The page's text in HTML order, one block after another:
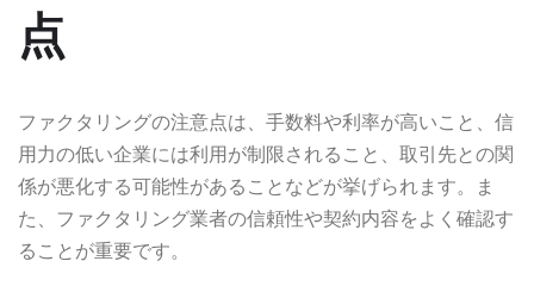
点
ファクタリングの注意点は、手数料や利率が高いこと、信
用力の低い企業には利用が制限されること、取引先との関
係が悪化する可能性があることなどが挙げられます。ま
た、ファクタリング業者の信頼性や契約内容をよく確認す
ることが重要です。